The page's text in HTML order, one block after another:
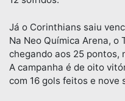
Já o Corinthians saiu
Na Neo Química Arena, o
chegando aos 25 pontos,
A campanha é de oito
com 16 gols feitos e nove